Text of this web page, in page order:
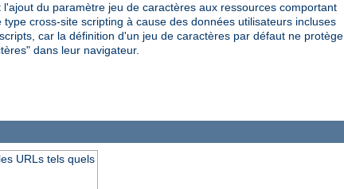
du paramètre jeu de caractères aux ressources comportant
cross-site scripting à cause des données utilisateurs incluses
car la définition d'un jeu de caractères par défaut ne protège
dans leur navigateur.
URLs tels quels